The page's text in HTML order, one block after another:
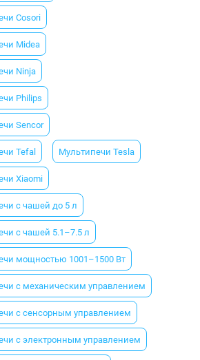
Cosori
Midea
Ninja
Philips
Sencor
Tefal Мультипечи Tesla
Xiaomi
с чашей до 5 л
с чашей 5.1–7.5 л
мощностью 1001–1500 Вт
с механическим управлением
с сенсорным управлением
с электронным управлением